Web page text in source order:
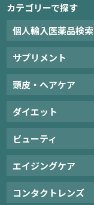
カテゴリーで探す
個人輸入医薬品検索
サプリメント
頭皮・ヘアケア
ダイエット
ビューティ
エイジングケア
コンタクトレンズ